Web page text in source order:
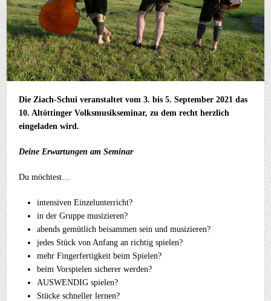
Die Ziach-Schui veranstaltet vom 3. bis 5. September 2021 das
10. Altöttinger Volksmusikseminar, zu dem recht herzlich
eingeladen wird.
Deine Erwartungen am Seminar
Du möchtest…
intensiven Einzelunterricht?
in der Gruppe musizieren?
abends gemütlich beisammen sein und musizieren?
jedes Stück von Anfang an richtig spielen?
mehr Fingerfertigkeit beim Spielen?
beim Vorspielen sicherer werden?
AUSWENDIG spielen?
Stücke schneller lernen?